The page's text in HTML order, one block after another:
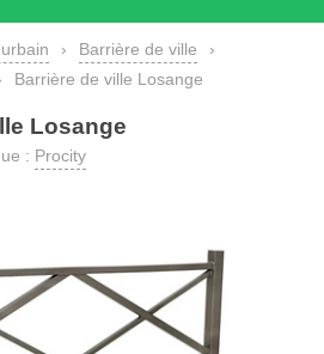
› Barrière de ville
›
Barrière de ville Losange
Losange
: Procity